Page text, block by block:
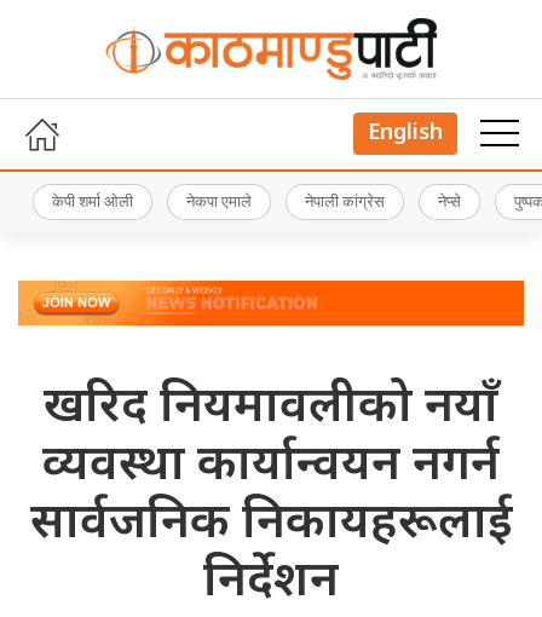
English
केपी शर्मा ओली नेकपा एमाले नेपाली कांग्रेस नेप्से
खरिद नियमावलीको नयाँ
व्यवस्था कार्यान्वयन नगर्न
सार्वजनिक निकायहरूलाई
निर्देशन